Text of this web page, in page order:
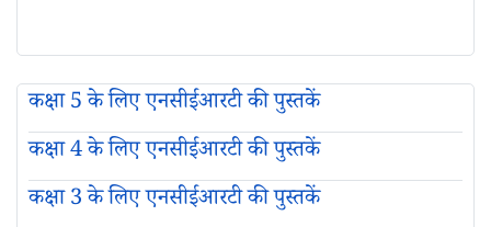
कक्षा 5 के लिए एनसीईआरटी की पुस्तकें
कक्षा 4 के लिए एनसीईआरटी की पुस्तकें
कक्षा 3 के लिए एनसीईआरटी की पुस्तकें